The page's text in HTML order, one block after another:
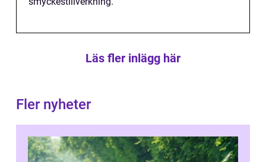
Läs fler inlägg här
Fler nyheter